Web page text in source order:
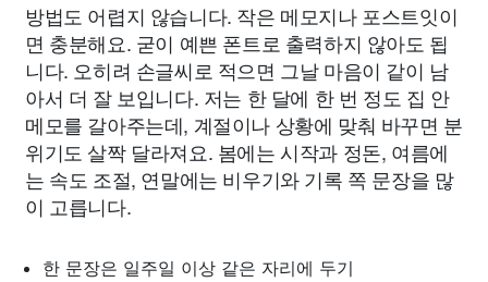
방법도 어렵지 않습니다. 작은 메모지나 포스트잇이
면 충분해요. 굳이 예쁜 폰트로 출력하지 않아도 됩
니다. 오히려 손글씨로 적으면 그날 마음이 같이 남
아서 더 잘 보입니다. 저는 한 달에 한 번 정도 집 안
메모를 갈아주는데, 계절이나 상황에 맞춰 바꾸면 분
위기도 살짝 달라져요. 봄에는 시작과 정돈, 여름에
는 속도 조절, 연말에는 비우기와 기록 쪽 문장을 많
이 고릅니다.
한 문장은 일주일 이상 같은 자리에 두기